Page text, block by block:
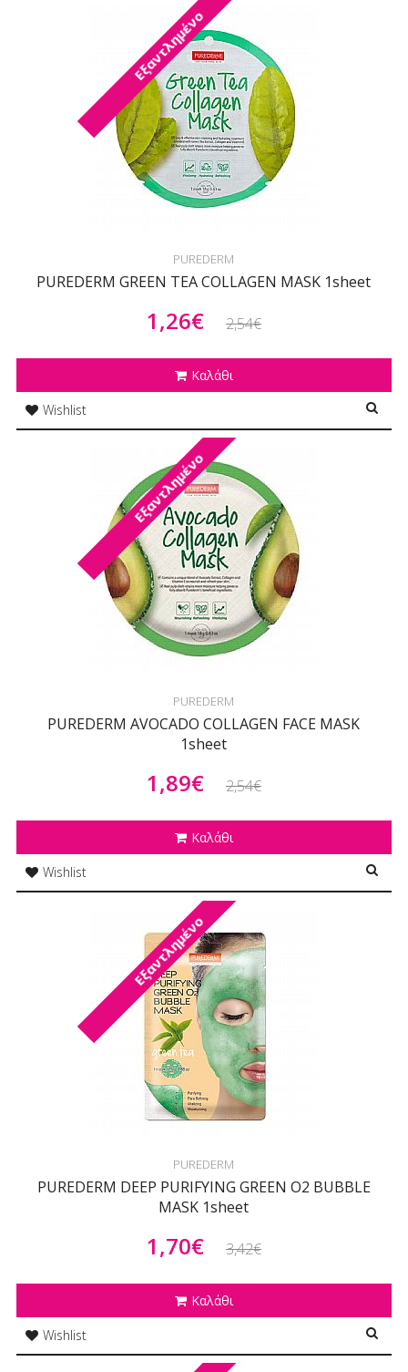
Εξαντλημένο
PUREDERM
PUREDERM GREEN TEA COLLAGEN MASK 1sheet
1,26€ 2,54€
Καλάθι
Wishlist
Εξαντλημένο
PUREDERM
PUREDERM AVOCADO COLLAGEN FACE MASK
1sheet
1,89€ 2,54€
Καλάθι
Wishlist
Εξαντλημένο
PUREDERM
PUREDERM DEEP PURIFYING GREEN O2 BUBBLE
MASK 1sheet
1,70€ 3,42€
Καλάθι
Wishlist